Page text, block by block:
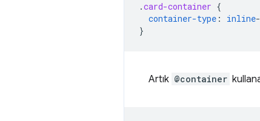
.card-container {
container-type : inline-
}
Artık @container